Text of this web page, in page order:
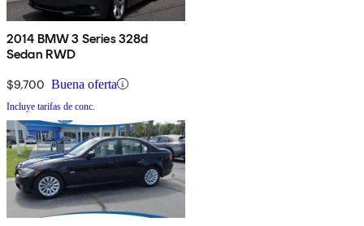
2014 BMW 3 Series 328d
Sedan RWD
$9,700 Buena oferta
Incluye tarifas de conc.